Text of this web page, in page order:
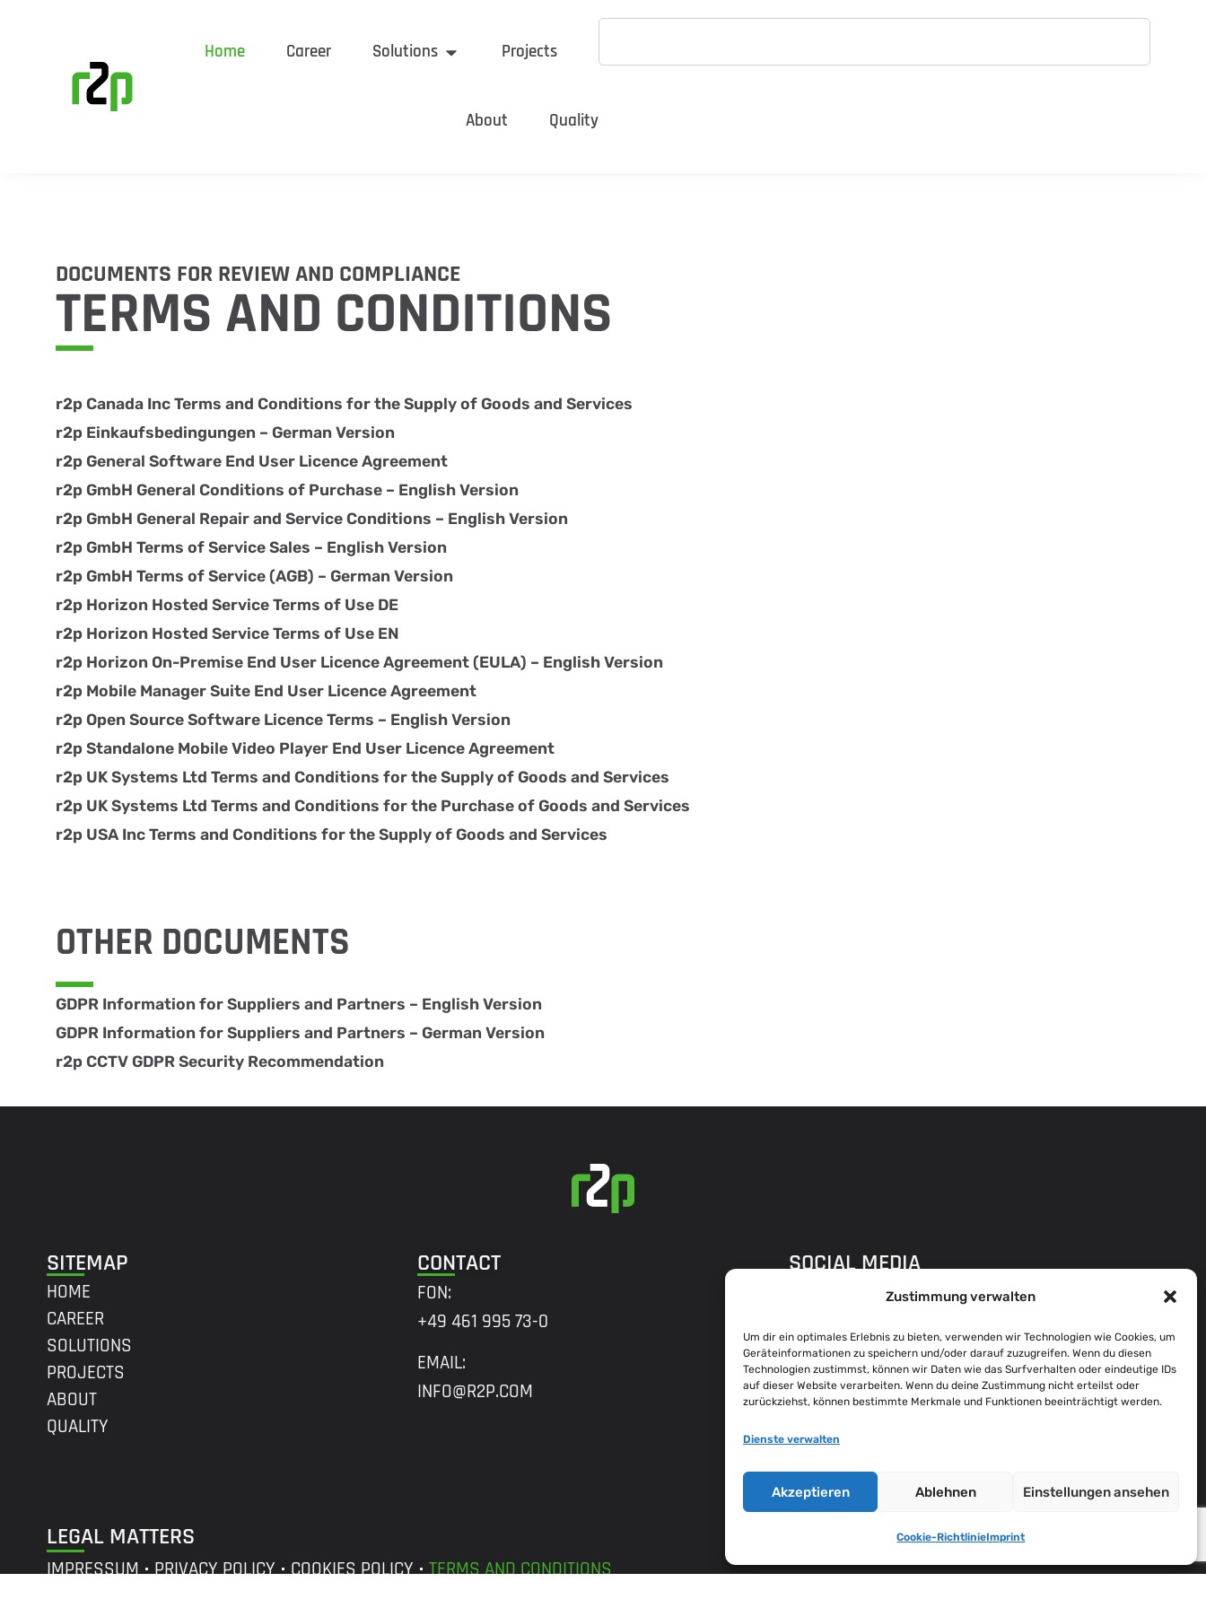
Zustimmung verwalten
Um dir ein optimales Erlebnis zu bieten, verwenden wir Technologien wie Cookies, um
Geräteinformationen zu speichern und/oder darauf zuzugreifen. Wenn du diesen
Technologien zustimmst, können wir Daten wie das Surfverhalten oder eindeutige IDs
auf dieser Website verarbeiten. Wenn du deine Zustimmung nicht erteilst oder
zurückziehst, können bestimmte Merkmale und Funktionen beeinträchtigt werden.
Dienste verwalten
Akzeptieren Ablehnen Einstellungen ansehen
Cookie-RichtlinieImprint
Home Career Solutions Projects
About Quality
DOCUMENTS FOR REVIEW AND COMPLIANCE
TERMS AND CONDITIONS​
r2p Canada Inc Terms and Conditions for the Supply of Goods and Services
r2p Einkaufsbedingungen – German Version
r2p General Software End User Licence Agreement
r2p GmbH General Conditions of Purchase – English Version
r2p GmbH General Repair and Service Conditions – English Version
r2p GmbH Terms of Service Sales – English Version
r2p GmbH Terms of Service (AGB) – German Version
r2p Horizon Hosted Service Terms of Use DE
r2p Horizon Hosted Service Terms of Use EN
r2p Horizon On-Premise End User Licence Agreement (EULA) – English Version
r2p Mobile Manager Suite End User Licence Agreement
r2p Open Source Software Licence Terms – English Version
r2p Standalone Mobile Video Player End User Licence Agreement
r2p UK Systems Ltd Terms and Conditions for the Supply of Goods and Services
r2p UK Systems Ltd Terms and Conditions for the Purchase of Goods and Services
r2p USA Inc Terms and Conditions for the Supply of Goods and Services
OTHER DOCUMENTS
GDPR Information for Suppliers and Partners – English Version
GDPR Information for Suppliers and Partners – German Version
r2p CCTV GDPR Security Recommendation
SITEMAP
HOME
CAREER
SOLUTIONS
PROJECTS
ABOUT
QUALITY
CONTACT
FON:
+49 461 995 73-0
EMAIL:
INFO@R2P.COM
SOCIAL MEDIA
ADDRESS
HQ FLENSBURG
MARIE-CURIE-RING 31,
24941 FLENSBURG
BROWSE ALL LOCATIONS
LEGAL MATTERS
IMPRESSUM PRIVACY POLICY COOKIES POLICY TERMS AND CONDITIONS